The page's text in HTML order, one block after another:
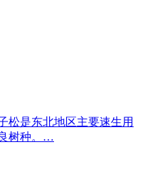
松是东北地区主要速生用
树种。…